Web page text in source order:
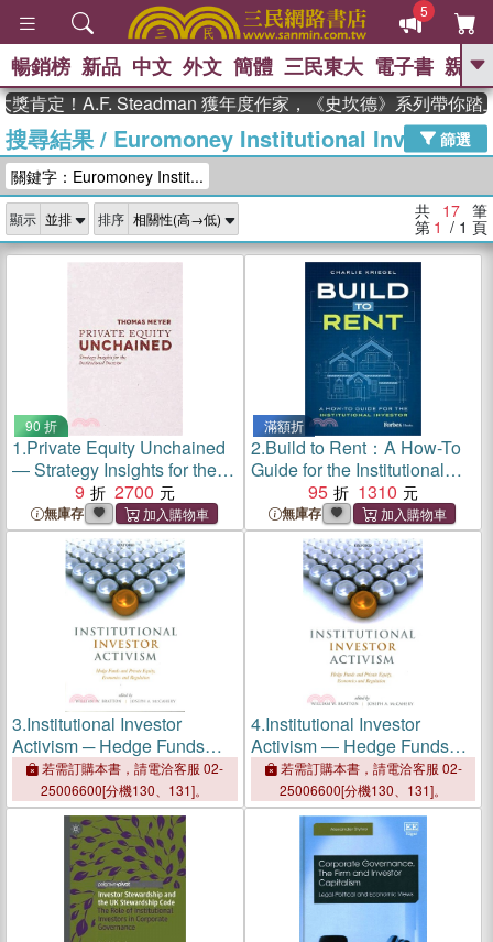
5
GO
熱搜： 東野圭吾 、 高希均教授回憶錄
、 The Odyssey 、 父親節 、 如果歷
獎 臺灣漫遊錄 、 方念華 、 台灣的李
登輝時代
數學女孩：黎曼猜想 、
偉大的迷走神經
暢銷榜 新品 中文 外文 簡體 三民東大 電子書 親子
定！A.F. Steadman 獲年度作家，《史坎德》系列帶你踏上
搜尋結果/ Euromoney Institutional Investor
篩選
關鍵字：Euromoney Instit...
顯示 排序 共 17 筆
第 1 / 1 頁
90 折
1.Private Equity Unchained
― Strategy Insights for the
Institutional Investor
9 2700
無庫存
滿額折
2.Build to Rent：A How-To
Guide for the Institutional
Investor95 1310
無庫存
3.Institutional Investor
Activism ─ Hedge Funds
and Private Equity,
Economics and Regulation
若需訂購本書，請電洽客服 02-
25006600[分機130、131]。
4.Institutional Investor
Activism ― Hedge Funds
and Private Equity,
Economics and Regulation
若需訂購本書，請電洽客服 02-
25006600[分機130、131]。